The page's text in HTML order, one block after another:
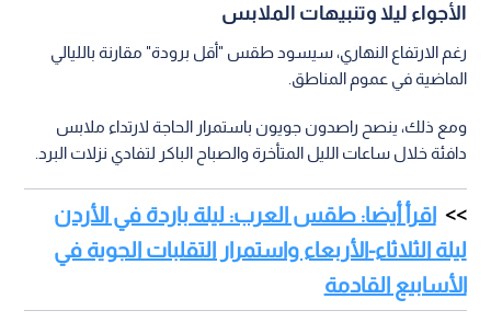
الأجواء ليلا وتنبيهات الملابس
رغم الارتفاع النهاري، سيسود طقس "أقل برودة" مقارنة بالليالي
الماضية في عموم المناطق.
ومع ذلك، ينصح راصدون جويون باستمرار الحاجة لارتداء ملابس
دافئة خلال ساعات الليل المتأخرة والصباح الباكر لتفادي نزلات البرد.
اقرأ أيضا: طقس العرب: ليلة باردة في الأردن
ليلة الثلاثاء-الأربعاء واستمرار التقلبات الجوية في
الأسابيع القادمة